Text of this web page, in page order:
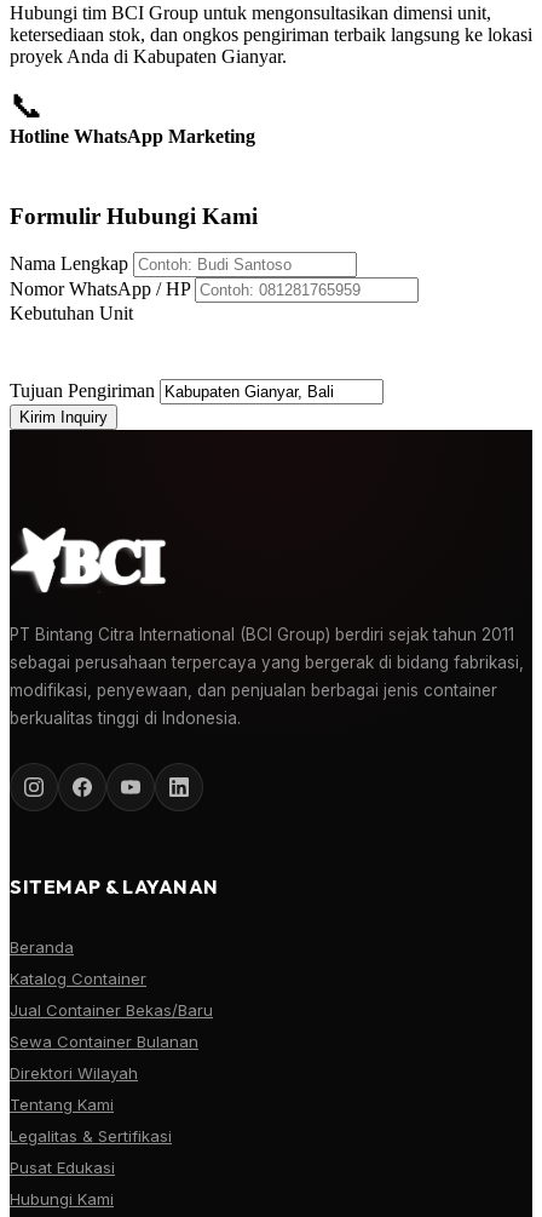
Hubungi tim BCI Group untuk mengonsultasikan dimensi unit,
ketersediaan stok, dan ongkos pengiriman terbaik langsung ke lokasi
proyek Anda di Kabupaten Gianyar.
📞
Hotline WhatsApp Marketing
Formulir Hubungi Kami
Nama Lengkap
Nomor WhatsApp / HP
Kebutuhan Unit
Tujuan Pengiriman
Kirim Inquiry
PT Bintang Citra International (BCI Group) berdiri sejak tahun 2011
sebagai perusahaan terpercaya yang bergerak di bidang fabrikasi,
modifikasi, penyewaan, dan penjualan berbagai jenis container
berkualitas tinggi di Indonesia.
SITEMAP & LAYANAN
Beranda
Katalog Container
Jual Container Bekas/Baru
Sewa Container Bulanan
Direktori Wilayah
Tentang Kami
Legalitas & Sertifikasi
Pusat Edukasi
Hubungi Kami